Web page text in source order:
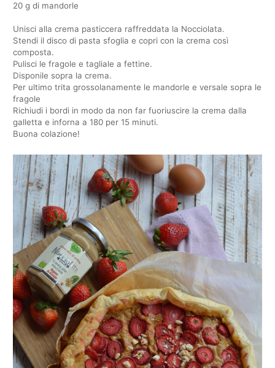
20 g di mandorle
Unisci alla crema pasticcera raffreddata la Nocciolata.
Stendi il disco di pasta sfoglia e copri con la crema così
composta.
Pulisci le fragole e tagliale a fettine.
Disponile sopra la crema.
Per ultimo trita grossolanamente le mandorle e versale sopra le
fragole
Richiudi i bordi in modo da non far fuoriuscire la crema dalla
galletta e inforna a 180 per 15 minuti.
Buona colazione!